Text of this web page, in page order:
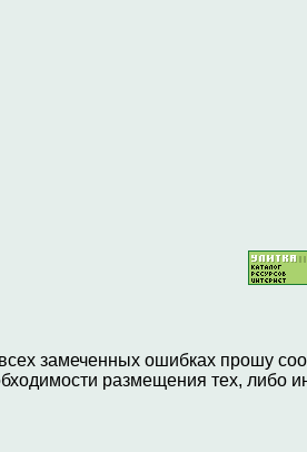
замеченных ошибках прошу
размещения тех, либо